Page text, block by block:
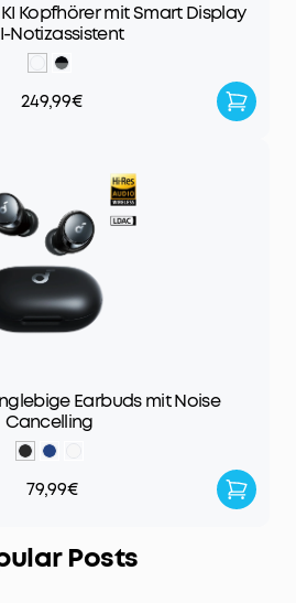
Kopfhörer mit Smart Display
Notizassistent
249,99€
Earbuds mit Noise
Cancelling
79,99€
Posts